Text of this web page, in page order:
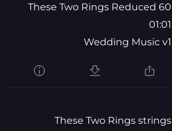
These Two Rings Reduced 60
01:01
Wedding Music v1
These Two Rings strings